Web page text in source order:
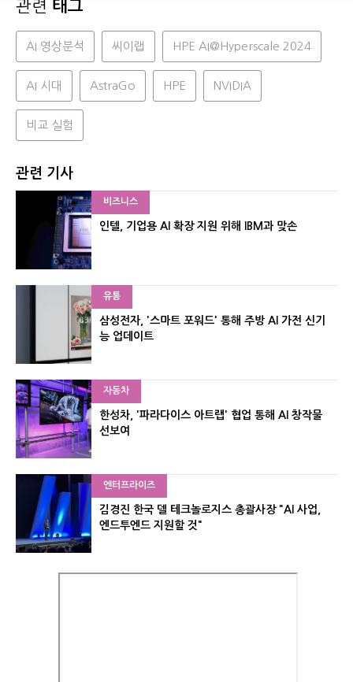
관련 태그
AI 영상분석 씨이랩 HPE AI@Hyperscale 2024
AI 시대 AstraGo HPE NVIDIA
비교 실험
관련 기사
비즈니스
인텔, 기업용 AI 확장 지원 위해 IBM과 맞손
유통
삼성전자, '스마트 포워드' 통해 주방 AI 가전 신기
능 업데이트
자동차
한성차, '파라다이스 아트랩' 협업 통해 AI 창작물
선보여
엔터프라이즈
김경진 한국 델 테크놀로지스 총괄사장 "AI 사업,
엔드투엔드 지원할 것"